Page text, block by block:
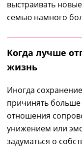
выстраивать
семью намного
Когда лучше
жизнь
Иногда
причинять больше
отношения
унижением или
задуматься о